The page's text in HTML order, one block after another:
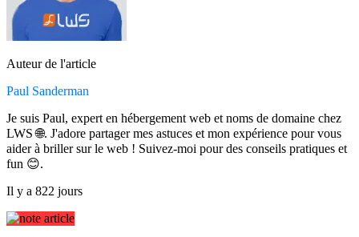
Auteur de l'article
Paul Sanderman
Je suis Paul, expert en hébergement web et noms de domaine chez
LWS 🌐. J'adore partager mes astuces et mon expérience pour vous
aider à briller sur le web ! Suivez-moi pour des conseils pratiques et
fun 😊.
Il y a 822 jours